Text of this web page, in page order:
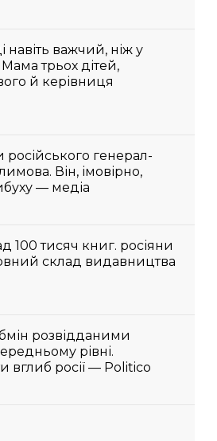
навіть важчий, ніж у
Мама трьох дітей,
й керівниця
російського генерал-
Він, імовірно,
— медіа
100 тисяч книг. росіяни
склад видавництва
розвідданими
рівні.
вглиб росії — Politico